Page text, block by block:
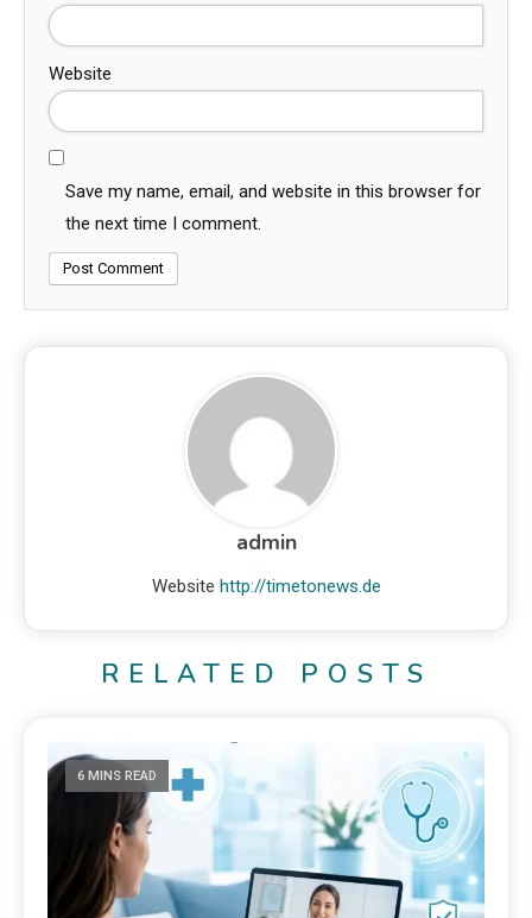
Website
Save my name, email, and website in this browser for
the next time I comment.
admin
Website http://timetonews.de
RELATED POSTS
6 MINS READ